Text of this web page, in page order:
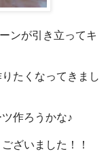
ンが引き立ってキ
たくなってきまし
作ろうかな♪
ざいました！！